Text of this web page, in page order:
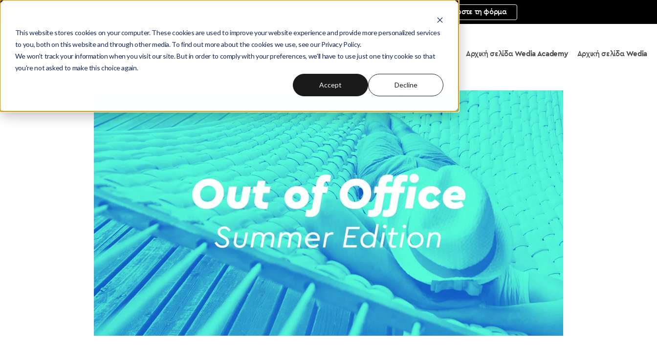
This website stores cookies on your computer. These cookies are used to improve your website experience and provide more personalized services
to you, both on this website and through other media. To find out more about the cookies we use, see our Privacy Policy.
We won't track your information when you visit our site. But in order to comply with your preferences, we'll have to use just one tiny cookie so that
you're not asked to make this choice again.
Accept Decline
Συμπληρώστε τη φόρμα
Αναζήτηση στοWedia Academy Αρχική σελίδα Wedia Academy Αρχική σελίδα Wedia